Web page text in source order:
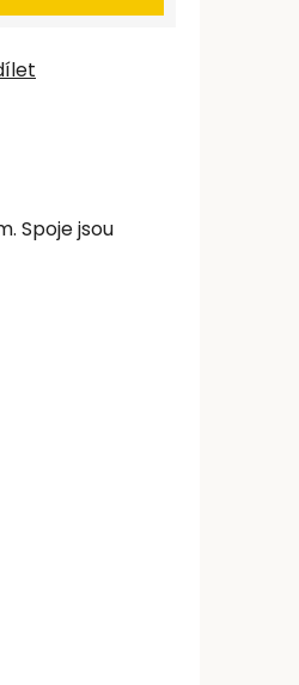
Spoje jsou